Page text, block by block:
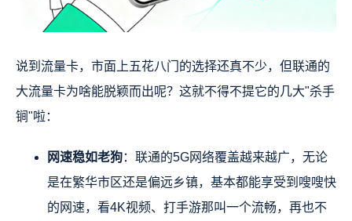
说到流量卡，市面上五花八门的选择还真不少，但联通的
大流量卡为啥能脱颖而出呢？这就不得不提它的几大"杀手
锏"啦：
网速稳如老狗：联通的5G网络覆盖越来越广，无论
是在繁华市区还是偏远乡镇，基本都能享受到嗖嗖快
的网速，看4K视频、打手游那叫一个流畅，再也不